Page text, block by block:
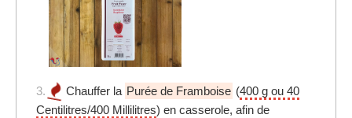
3. Chauffer la Purée de Framboise (400 g ou 40
Centilitres/400 Millilitres) en casserole, afin de